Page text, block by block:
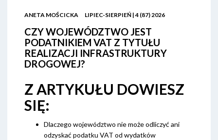
ANETA MOŚCICKA LIPIEC-SIERPIEŃ | 4 (87) 2026
CZY WOJEWÓDZTWO JEST
PODATNIKIEM VAT Z TYTUŁU
REALIZACJI INFRASTRUKTURY
DROGOWEJ?
Z ARTYKUŁU DOWIESZ
SIĘ:
Dlaczego województwo nie może odliczyć ani
odzyskać podatku VAT od wydatków